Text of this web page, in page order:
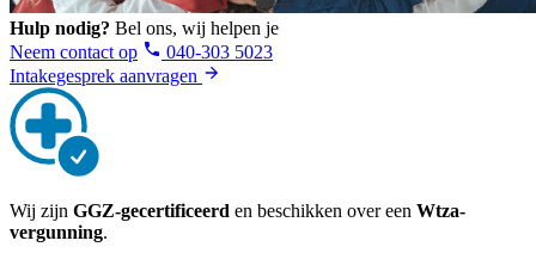
Hulp nodig? Bel ons, wij helpen je
Neem contact op
040-303 5023
Intakegesprek aanvragen
Wij zijn GGZ-gecertificeerd en beschikken over een Wtza-
vergunning.